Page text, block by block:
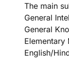
The main
General
General
Elementary
English/